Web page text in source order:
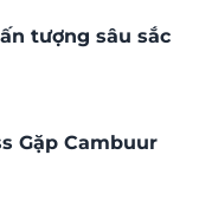
tượng sâu sắc
Gặp Cambuur